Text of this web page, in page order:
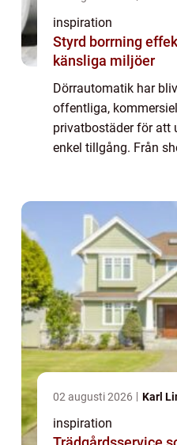
inspiration
Styrd borrning effektiv infrastruktur i
känsliga miljöer
Dörrautomatik har
offentliga,
privatbostäder för att
enkel tillgång. Från
02 augusti 2026 Karl
inspiration